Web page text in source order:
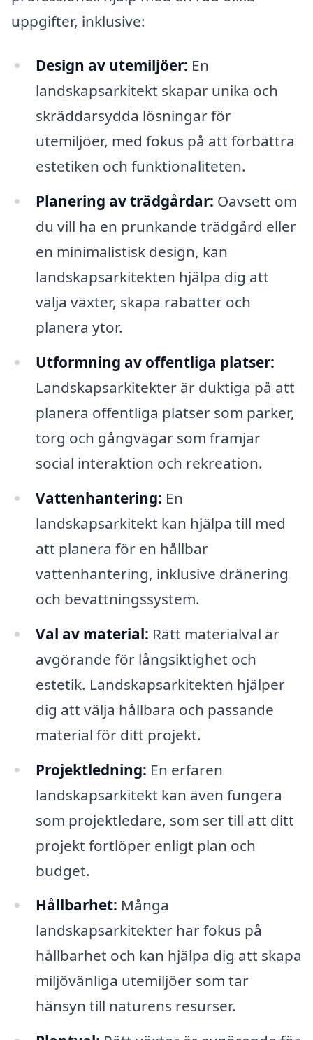
uppgifter, inklusive:
Design av utemiljöer: En
landskapsarkitekt skapar unika och
skräddarsydda lösningar för
utemiljöer, med fokus på att förbättra
estetiken och funktionaliteten.
Planering av trädgårdar: Oavsett om
du vill ha en prunkande trädgård eller
en minimalistisk design, kan
landskapsarkitekten hjälpa dig att
välja växter, skapa rabatter och
planera ytor.
Utformning av offentliga platser:
Landskapsarkitekter är duktiga på att
planera offentliga platser som parker,
torg och gångvägar som främjar
social interaktion och rekreation.
Vattenhantering: En
landskapsarkitekt kan hjälpa till med
att planera för en hållbar
vattenhantering, inklusive dränering
och bevattningssystem.
Val av material: Rätt materialval är
avgörande för långsiktighet och
estetik. Landskapsarkitekten hjälper
dig att välja hållbara och passande
material för ditt projekt.
Projektledning: En erfaren
landskapsarkitekt kan även fungera
som projektledare, som ser till att ditt
projekt fortlöper enligt plan och
budget.
Hållbarhet: Många
landskapsarkitekter har fokus på
hållbarhet och kan hjälpa dig att skapa
miljövänliga utemiljöer som tar
hänsyn till naturens resurser.